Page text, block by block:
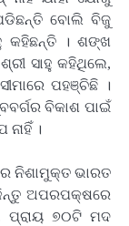
ବୋଲି ବିଜୁ
କହିଛନ୍ତି । ଶଙ୍ଖ
ସାହୁ କହିଥିଲେ,
ପହଞ୍ଚିଛି ।
ବିକାଶ ପାଇଁ
।
ନିଶାମୁକ୍ତ ଭାରତ
ଅପରପକ୍ଷରେ
ପ୍ରାୟ ୭୦ଟି ମଦ